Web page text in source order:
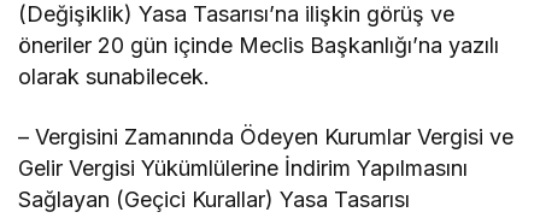
(Değişiklik) Yasa Tasarısı’na ilişkin görüş ve
öneriler 20 gün içinde Meclis Başkanlığı’na yazılı
olarak sunabilecek.
– Vergisini Zamanında Ödeyen Kurumlar Vergisi ve
Gelir Vergisi Yükümlülerine İndirim Yapılmasını
Sağlayan (Geçici Kurallar) Yasa Tasarısı